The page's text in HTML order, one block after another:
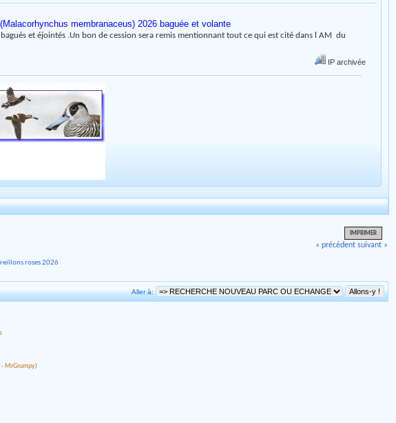
membranaceus) 2026 baguée et volante
et éjointés .Un bon de cession sera remis mentionnant tout ce qui est cité dans l AM du
IP archivée
IMPRIMER
« précédent suivant »
roses 2026
Aller à:
MrGrumpy)